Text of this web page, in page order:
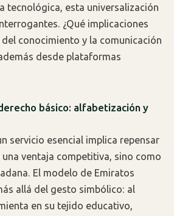
tecnológica, esta universalización
¿Qué implicaciones
conocimiento y la comunicación
desde plataformas
básico: alfabetización y
servicio esencial implica repensar
ventaja competitiva, sino como
El modelo de Emiratos
allá del gesto simbólico: al
en su tejido educativo,